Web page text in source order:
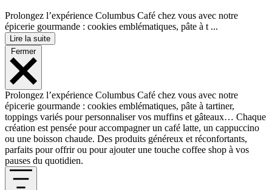
Prolongez l’expérience Columbus Café chez vous avec notre
épicerie gourmande : cookies emblématiques, pâte à t ...
Lire la suite
Fermer
Prolongez l’expérience Columbus Café chez vous avec notre
épicerie gourmande : cookies emblématiques, pâte à tartiner,
toppings variés pour personnaliser vos muffins et gâteaux… Chaque
création est pensée pour accompagner un café latte, un cappuccino
ou une boisson chaude. Des produits généreux et réconfortants,
parfaits pour offrir ou pour ajouter une touche coffee shop à vos
pauses du quotidien.